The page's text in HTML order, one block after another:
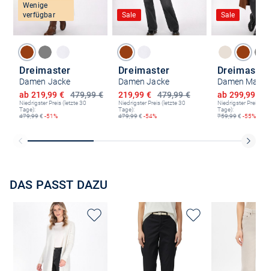
Wenige
verfügbar
Dreimaster
Damen Jacke
479,99 €
Ermäßigter Preis
ab 219,99 €
Niedrigster Preis (letzte 30
Tage):
479,99€ -51%
Sale
Dreimaster
Damen Jacke
479,99 €
Ermäßigter Preis
219,99 €
Niedrigster Preis (letzte 30
Tage):
479,99€ -54%
Sale
Dreimaster
Damen
Ermäßigter
ab 299,99 €
Niedrigster Preis
Tage):
759,99€ -55%
DAS PASST DAZU